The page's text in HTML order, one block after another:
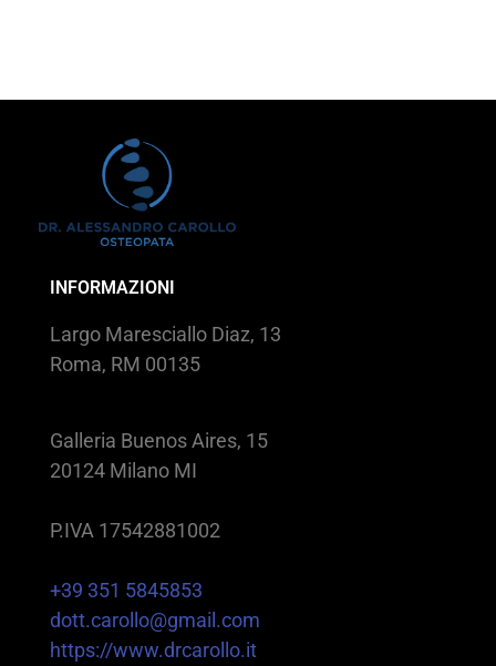
INFORMAZIONI
Largo Maresciallo Diaz, 13
Roma, RM 00135
Galleria Buenos Aires, 15
20124 Milano MI
P.IVA 17542881002
+39 351 5845853
dott.carollo@gmail.com
https://www.drcarollo.it